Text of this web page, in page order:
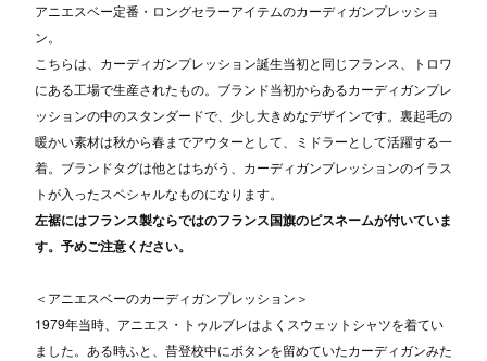
アニエスベー定番・ロングセラーアイテムのカーディガンプレッショ
ン。
こちらは、カーディガンプレッション誕生当初と同じフランス、トロワ
にある工場で生産されたもの。ブランド当初からあるカーディガンプレ
ッションの中のスタンダードで、少し大きめなデザインです。裏起毛の
暖かい素材は秋から春までアウターとして、ミドラーとして活躍する一
着。ブランドタグは他とはちがう、カーディガンプレッションのイラス
トが入ったスペシャルなものになります。
左裾にはフランス製ならではのフランス国旗のピスネームが付いていま
す。予めご注意ください。
＜アニエスベーのカーディガンプレッション＞
1979年当時、アニエス・トゥルブレはよくスウェットシャツを着てい
ました。ある時ふと、昔登校中にボタンを留めていたカーディガンみた